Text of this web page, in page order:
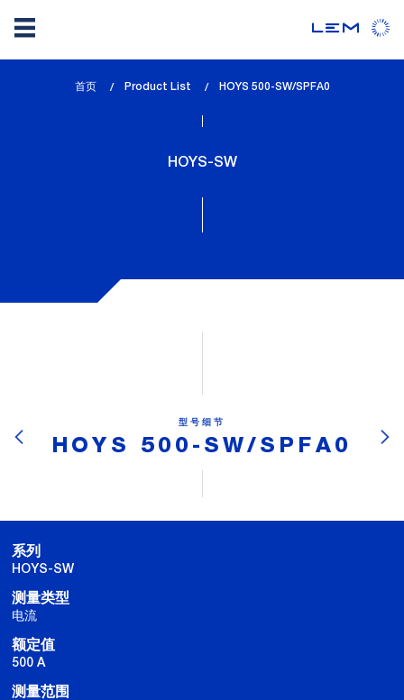
首页 Product List
lem_current_page
HOYS 500-SW/SPFA0
HOYS-SW
型号细节
HOYS 500-SW/SPFA0
系列
HOYS-SW
测量类型
电流
额定值
500 A
测量范围